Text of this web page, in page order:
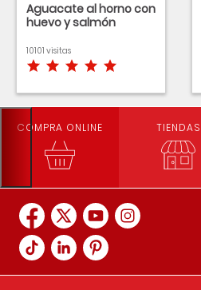
Aguacate al horno con
huevo y salmón
10101 visitas
COMPRA ONLINE TIENDAS